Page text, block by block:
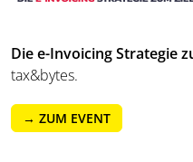
Die e-Invoicing Strategie
tax&bytes.
→ ZUM EVENT